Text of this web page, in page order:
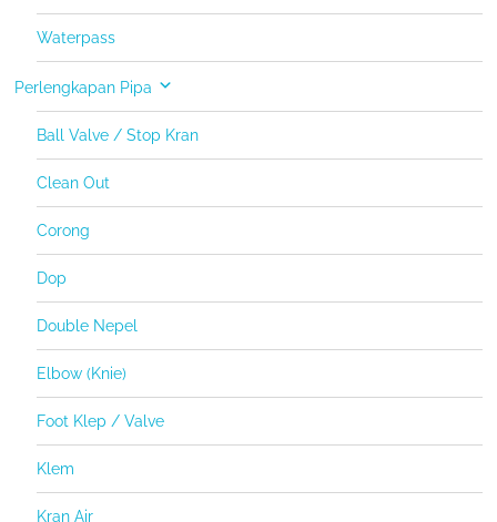
Waterpass
Perlengkapan Pipa
Ball Valve / Stop Kran
Clean Out
Corong
Dop
Double Nepel
Elbow (Knie)
Foot Klep / Valve
Klem
Kran Air